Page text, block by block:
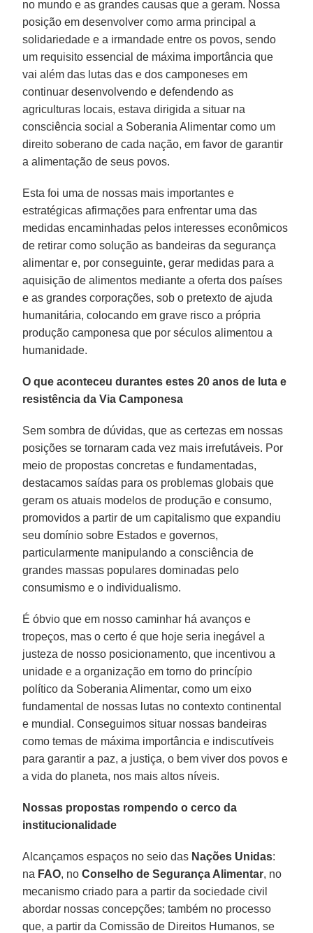
no mundo e as grandes causas que a geram. Nossa
posição em desenvolver como arma principal a
solidariedade e a irmandade entre os povos, sendo
um requisito essencial de máxima importância que
vai além das lutas das e dos camponeses em
continuar desenvolvendo e defendendo as
agriculturas locais, estava dirigida a situar na
consciência social a Soberania Alimentar como um
direito soberano de cada nação, em favor de garantir
a alimentação de seus povos.
Esta foi uma de nossas mais importantes e
estratégicas afirmações para enfrentar uma das
medidas encaminhadas pelos interesses econômicos
de retirar como solução as bandeiras da segurança
alimentar e, por conseguinte, gerar medidas para a
aquisição de alimentos mediante a oferta dos países
e as grandes corporações, sob o pretexto de ajuda
humanitária, colocando em grave risco a própria
produção camponesa que por séculos alimentou a
humanidade.
O que aconteceu durantes estes 20 anos de luta e
resistência da Via Camponesa
Sem sombra de dúvidas, que as certezas em nossas
posições se tornaram cada vez mais irrefutáveis. Por
meio de propostas concretas e fundamentadas,
destacamos saídas para os problemas globais que
geram os atuais modelos de produção e consumo,
promovidos a partir de um capitalismo que expandiu
seu domínio sobre Estados e governos,
particularmente manipulando a consciência de
grandes massas populares dominadas pelo
consumismo e o individualismo.
É óbvio que em nosso caminhar há avanços e
tropeços, mas o certo é que hoje seria inegável a
justeza de nosso posicionamento, que incentivou a
unidade e a organização em torno do princípio
político da Soberania Alimentar, como um eixo
fundamental de nossas lutas no contexto continental
e mundial. Conseguimos situar nossas bandeiras
como temas de máxima importância e indiscutíveis
para garantir a paz, a justiça, o bem viver dos povos e
a vida do planeta, nos mais altos níveis.
Nossas propostas rompendo o cerco da
institucionalidade
Alcançamos espaços no seio das Nações Unidas:
na FAO, noConselho de Segurança Alimentar, no
mecanismo criado para a partir da sociedade civil
abordar nossas concepções; também no processo
que, a partir da Comissão de Direitos Humanos, se